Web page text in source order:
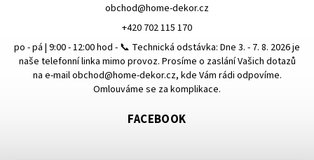
obchod@home-dekor.cz
+420 702 115 170
po - pá | 9:00 - 12:00 hod - 📞 Technická odstávka: Dne 3. - 7. 8. 2026 je
naše telefonní linka mimo provoz. Prosíme o zaslání Vašich dotazů
na e-mail obchod@home-dekor.cz, kde Vám rádi odpovíme.
Omlouváme se za komplikace.
FACEBOOK